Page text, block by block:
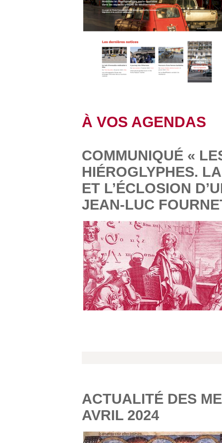
À VOS AGENDAS
COMMUNIQUÉ «
HIÉROGLYPHES.
ET L’ÉCLOSION
JEAN-LUC
ACTUALITÉ DES
AVRIL 2024